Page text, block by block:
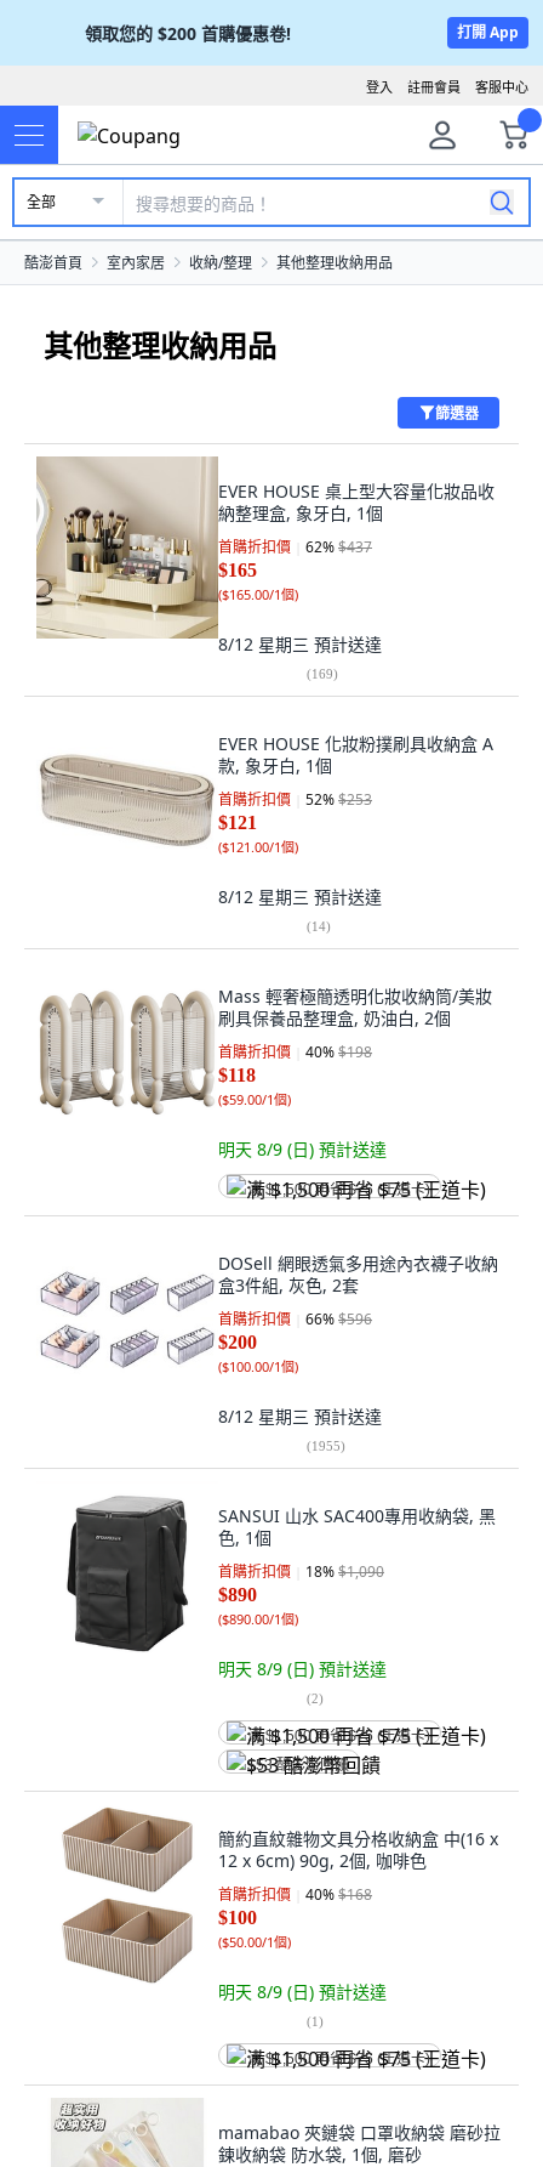
領取您的 $200 首購優惠卷! 打開 App
客服中心
註冊會員
登入
全部
酷澎首頁 室內家居 收納/整理 其他整理收納用品
其他整理收納用品
篩選器
EVER HOUSE 桌上型大容量化妝品收
納整理盒, 象牙白, 1個
首購折扣價 62%$437
$165
($165.00/1個)
8/12 星期三 預計送達
(169)
EVER HOUSE 化妝粉撲刷具收納盒 A
款, 象牙白, 1個
首購折扣價 52%$253
$121
($121.00/1個)
8/12 星期三 預計送達
(14)
Mass 輕奢極簡透明化妝收納筒/美妝
刷具保養品整理盒, 奶油白, 2個
首購折扣價 40%$198
$118
($59.00/1個)
明天 8/9 (日) 預計送達
满 $1,500 再省 $75 (王道卡)
DOSell 網眼透氣多用途內衣襪子收納
盒3件組, 灰色, 2套
首購折扣價 66%$596
$200
($100.00/1個)
8/12 星期三 預計送達
(1955)
SANSUI 山水 SAC400專用收納袋, 黑
色, 1個
首購折扣價 18%$1,090
$890
($890.00/1個)
明天 8/9 (日) 預計送達
(2)
满 $1,500 再省 $75 (王道卡)
$53 酷澎幣回饋
簡約直紋雜物文具分格收納盒 中(16 x
12 x 6cm) 90g, 2個, 咖啡色
首購折扣價 40%$168
$100
($50.00/1個)
明天 8/9 (日) 預計送達
(1)
满 $1,500 再省 $75 (王道卡)
mamabao 夾鏈袋 口罩收納袋 磨砂拉
鍊收納袋 防水袋, 1個, 磨砂